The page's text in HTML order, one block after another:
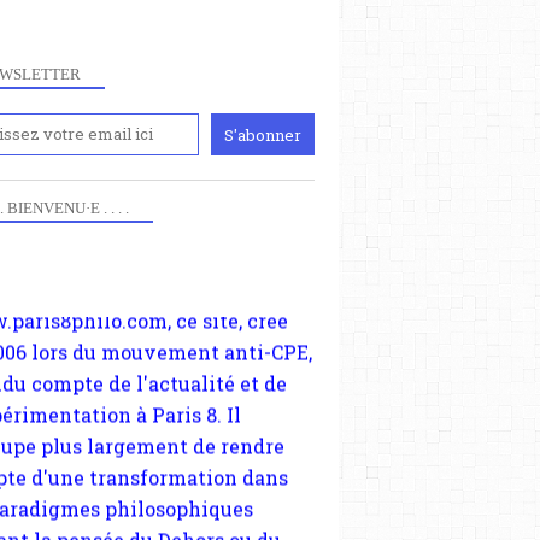
. BIENVENU·E . . . .
ce site, créé
plus largement de rendre
d'une transformation dans
philosophiques
la pensée du Dehors ou du
omme la nomme les
classique. Nous
quant à nous déjà basculé